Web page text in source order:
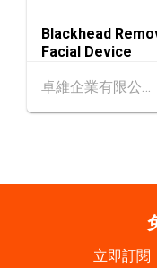
nt自動化
SEP
運輸物流
國際電
覽中心)
Blackhead
Facial Device
卓維企業有限公司
立即訂閱